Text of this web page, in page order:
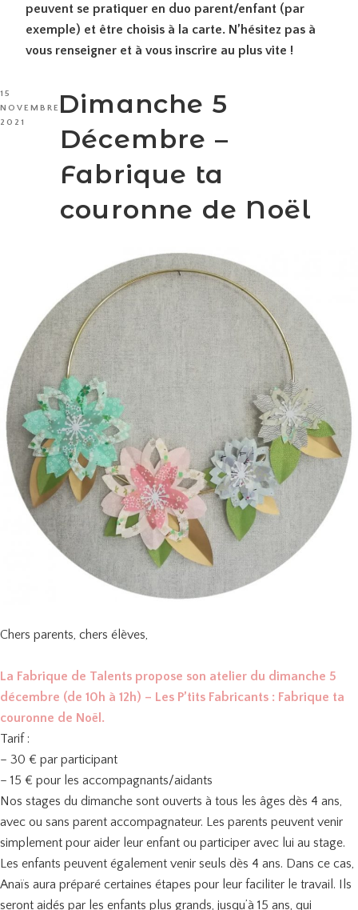
peuvent se pratiquer en duo parent/enfant (par
exemple) et être choisis à la carte. N’hésitez pas à
vous renseigner et à vous inscrire au plus vite !
PUBLIÉ
LE
15
NOVEMBRE
2021
Dimanche 5
Décembre –
Fabrique ta
couronne de Noël
Chers parents, chers élèves,
La Fabrique de Talents propose son atelier du dimanche 5
décembre (de 10h à 12h) – Les P’tits Fabricants : Fabrique ta
couronne de Noël.
Tarif :
– 30 € par participant
– 15 € pour les accompagnants/aidants
Nos stages du dimanche sont ouverts à tous les âges dès 4 ans,
avec ou sans parent accompagnateur. Les parents peuvent venir
simplement pour aider leur enfant ou participer avec lui au stage.
Les enfants peuvent également venir seuls dès 4 ans. Dans ce cas,
Anaïs aura préparé certaines étapes pour leur faciliter le travail. Ils
seront aidés par les enfants plus grands, jusqu’à 15 ans, qui